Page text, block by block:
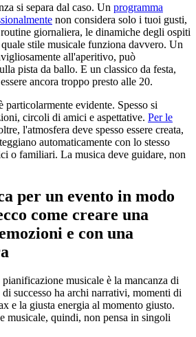
si separa dal caso. Un programma
non considera solo i tuoi gusti,
giornaliera, le dinamiche degli ospiti
stile musicale funziona davvero. Un
all'aperitivo, può
pista da ballo. E un classico da festa,
ancora troppo presto alle 20.
particolarmente evidente. Spesso si
circoli di amici e aspettative. Per le
l'atmosfera deve spesso essere creata,
automaticamente con lo stesso
o familiari. La musica deve guidare, non
per un evento in modo
come creare una
e con una
musicale è la mancanza di
successo ha archi narrativi, momenti di
e la giusta energia al momento giusto.
musicale, quindi, non pensa in singoli